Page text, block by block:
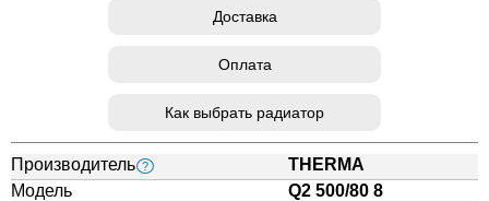
Доставка
Оплата
Как выбрать радиатор
Производитель ?
THERMA
Модель
Q2 500/80 8